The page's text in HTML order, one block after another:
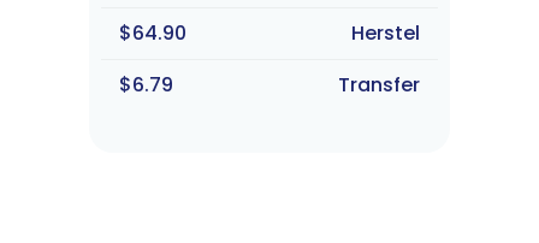
$64.90
Herstel
$6.79
Transfer